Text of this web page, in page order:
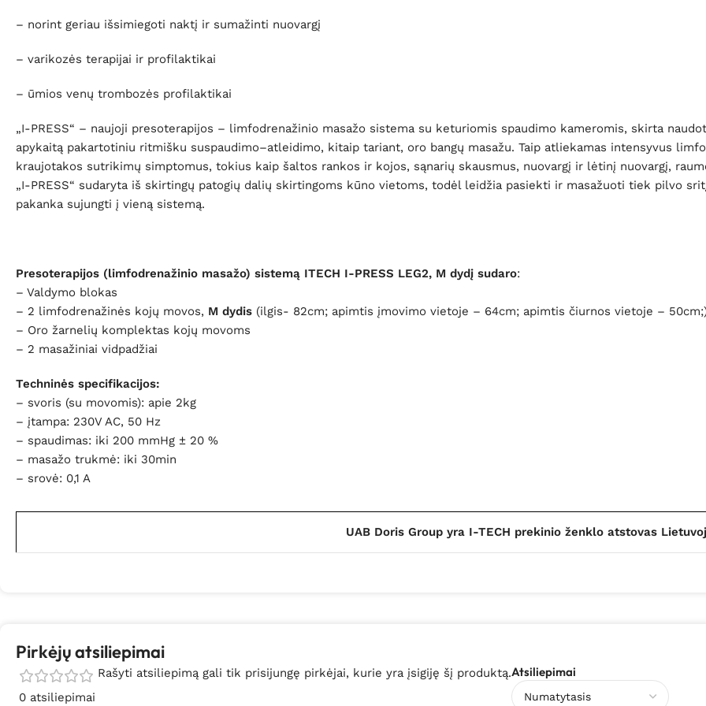
– norint geriau išsimiegoti naktį ir sumažinti nuovargį
– varikozės terapijai ir profilaktikai
– ūmios venų trombozės profilaktikai
„I-PRESS“ – naujoji presoterapijos – limfodrenažinio masažo sistema su keturiomis spaudimo kameromis, skirta
apykaitą pakartotiniu ritmišku suspaudimo–atleidimo, kitaip tariant, oro bangų masažu. Taip atliekamas intensyvus
kraujotakos sutrikimų simptomus, tokius kaip šaltos rankos ir kojos, sąnarių skausmus, nuovargį ir lėtinį nuovargį,
„I-PRESS“ sudaryta iš skirtingų patogių dalių skirtingoms kūno vietoms, todėl leidžia pasiekti ir masažuoti tiek pilvo
pakanka sujungti į vieną sistemą.
Presoterapijos (limfodrenažinio masažo) sistemą ITECH I-PRESS LEG2, M dydį sudaro:
– Valdymo blokas
– 2 limfodrenažinės kojų movos, M dydis (ilgis- 82cm; apimtis įmovimo vietoje – 64cm; apimtis čiurnos vietoje –
– Oro žarnelių komplektas kojų movoms
– 2 masažiniai vidpadžiai
Techninės specifikacijos:
– svoris (su movomis): apie 2kg
– įtampa: 230V AC, 50 Hz
– spaudimas: iki 200 mmHg ± 20 %
– masažo trukmė: iki 30min
– srovė: 0,1 A
UAB Doris Group yra I-TECH prekinio ženklo atstovas
Pirkėjų atsiliepimai
0 atsiliepimai
Atsiliepimai
Rašyti atsiliepimą gali tik prisijungę pirkėjai, kurie yra įsigiję šį produktą.